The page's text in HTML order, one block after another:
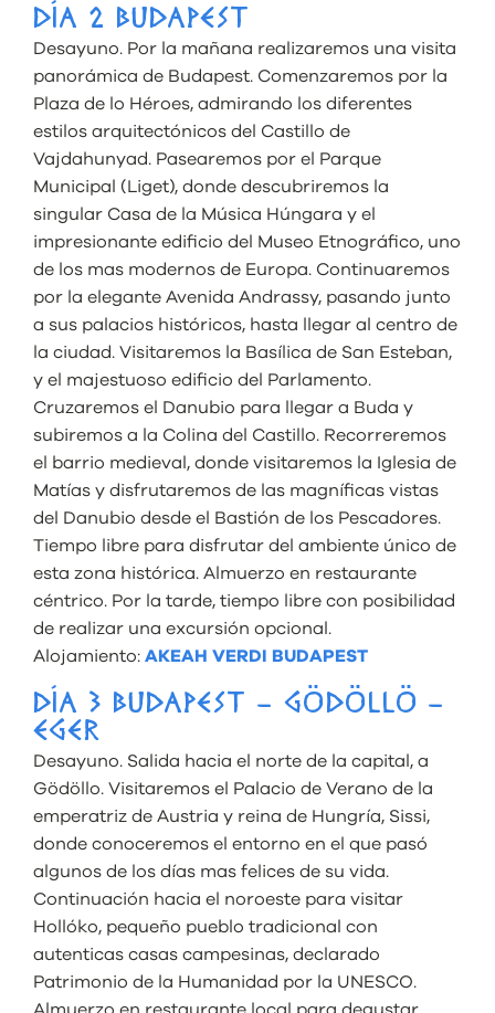
DÍA 2 BUDAPEST
Desayuno. Por la mañana realizaremos una visita
panorámica de Budapest. Comenzaremos por la
Plaza de lo Héroes, admirando los diferentes
estilos arquitectónicos del Castillo de
Vajdahunyad. Pasearemos por el Parque
Municipal (Liget), donde descubriremos la
singular Casa de la Música Húngara y el
impresionante edificio del Museo Etnográfico, uno
de los mas modernos de Europa. Continuaremos
por la elegante Avenida Andrassy, pasando junto
a sus palacios históricos, hasta llegar al centro de
la ciudad. Visitaremos la Basílica de San Esteban,
y el majestuoso edificio del Parlamento.
Cruzaremos el Danubio para llegar a Buda y
subiremos a la Colina del Castillo. Recorreremos
el barrio medieval, donde visitaremos la Iglesia de
Matías y disfrutaremos de las magníficas vistas
del Danubio desde el Bastión de los Pescadores.
Tiempo libre para disfrutar del ambiente único de
esta zona histórica. Almuerzo en restaurante
céntrico. Por la tarde, tiempo libre con posibilidad
de realizar una excursión opcional.
Alojamiento: AKEAH VERDI BUDAPEST
DÍA 3 BUDAPEST – GÖDÖLLÖ –
EGER
Desayuno. Salida hacia el norte de la capital, a
Gödöllo. Visitaremos el Palacio de Verano de la
emperatriz de Austria y reina de Hungría, Sissi,
donde conoceremos el entorno en el que pasó
algunos de los días mas felices de su vida.
Continuación hacia el noroeste para visitar
Hollóko, pequeño pueblo tradicional con
autenticas casas campesinas, declarado
Patrimonio de la Humanidad por la UNESCO.